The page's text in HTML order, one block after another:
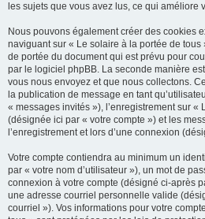
les sujets que vous avez lus, ce qui améliore
Nous pouvons également créer des cookies
naviguant sur « Le solaire à la portée de
de portée du document qui est prévu pour
par le logiciel phpBB. La seconde manière
vous nous envoyez et que nous collectons.
la publication de message en tant
« messages invités »), l’enregistrement sur «
(désignée ici par « votre compte ») et les
l’enregistrement et lors d’une connexion
Votre compte contiendra au minimum un
par « votre nom d’utilisateur »), un mot de
connexion à votre compte (désigné ci-après
une adresse courriel personnelle valide
courriel »). Vos informations pour votre